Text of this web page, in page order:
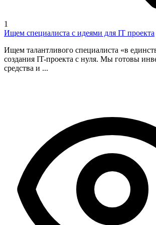
1
Ищем специалиста с идеями для IT проекта
Ищем талантливого специалиста «в
создания IT-проекта с нуля. Мы готовы
средства и ...